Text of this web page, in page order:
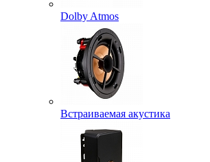
Dolby Atmos
Встраиваемая акустика